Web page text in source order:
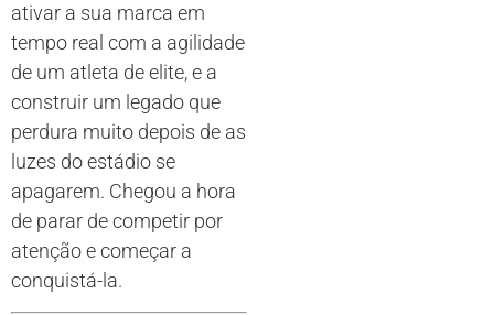
ativar a sua marca em
tempo real com a agilidade
de um atleta de elite, e a
construir um legado que
perdura muito depois de as
luzes do estádio se
apagarem. Chegou a hora
de parar de competir por
atenção e começar a
conquistá-la.